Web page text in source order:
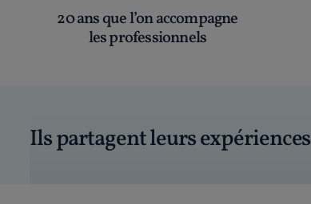
20 ans que l’on accompagne
les professionnels
Ils partagent leurs expériences